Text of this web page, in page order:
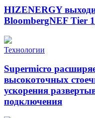
HIZENERGY
BloombergNEF Tier 1
Технологии
Supermicro
высокоточных
ускорения
подключения